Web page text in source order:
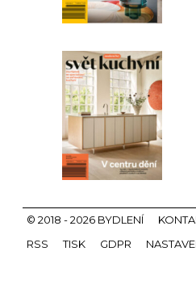
© 2018 - 2026 BYDLENÍ
RSS
TISK GDPR